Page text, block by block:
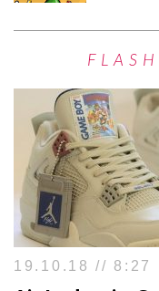
19.10.18 // 8:27